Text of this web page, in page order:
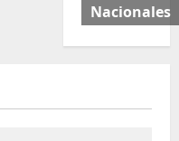
Nacionales